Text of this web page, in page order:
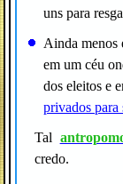
uns para
Ainda menos
em um céu
dos eleitos e
privados para
Tal
credo.